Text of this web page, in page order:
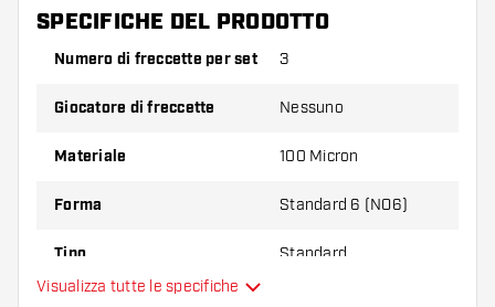
numero di alette e di astine. Questi possono
Provate una forma, un materiale o uno
variante vi si addice di più!
SPECIFICHE DEL PRODOTTO
Numero di freccette per set 3
Giocatore di freccette Nessuno
Materiale 100 Micron
Forma Standard 6 (NO6)
Tipo Standard
Visualizza tutte le specifiche